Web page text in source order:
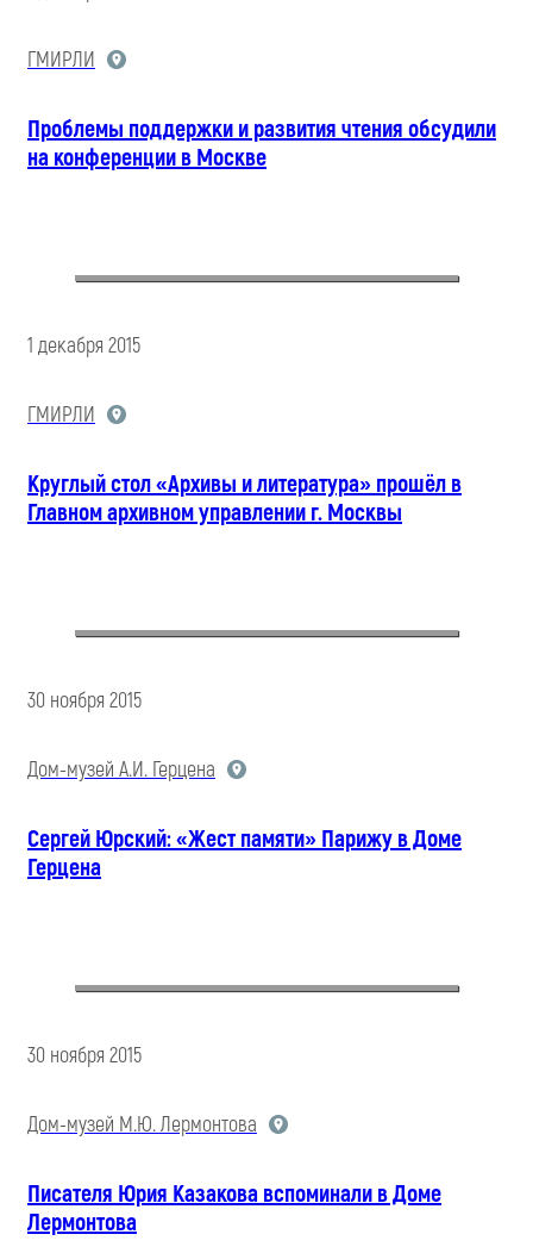
ГМИРЛИ
Проблемы поддержки и развития чтения обсудили
на конференции в Москве
1 декабря 2015
ГМИРЛИ
Круглый стол «Архивы и литература» прошёл в
Главном архивном управлении г. Москвы
30 ноября 2015
Дом-музей А.И. Герцена
Сергей Юрский: «Жест памяти» Парижу в Доме
Герцена
30 ноября 2015
Дом-музей М.Ю. Лермонтова
Писателя Юрия Казакова вспоминали в Доме
Лермонтова